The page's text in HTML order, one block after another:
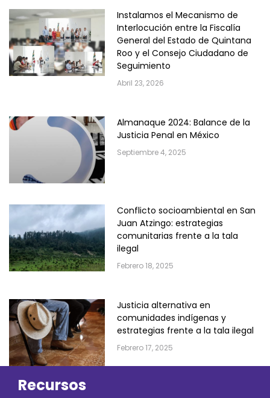
Instalamos el Mecanismo de
Interlocución entre la Fiscalía
General del Estado de Quintana
Roo y el Consejo Ciudadano de
Seguimiento
Abril 23, 2026
Almanaque 2024: Balance de la
Justicia Penal en México
Septiembre 4, 2025
Conflicto socioambiental en San
Juan Atzingo: estrategias
comunitarias frente a la tala
ilegal
Febrero 18, 2025
Justicia alternativa en
comunidades indígenas y
estrategias frente a la tala ilegal
Febrero 17, 2025
Recursos